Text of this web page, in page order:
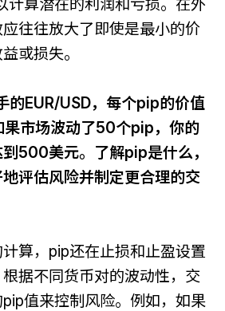
往往放大了即使是最小的价
或损失。
的EUR/USD，每个pip的价值
果市场波动了50个pip，你的
500美元。了解pip是什么，
评估风险并制定更合理的交
算，pip还在止损和止盈设置
据不同货币对的波动性，交
值来控制风险。例如，如果